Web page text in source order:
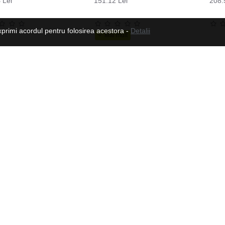
acordul pentru folosirea acestora - Detalii